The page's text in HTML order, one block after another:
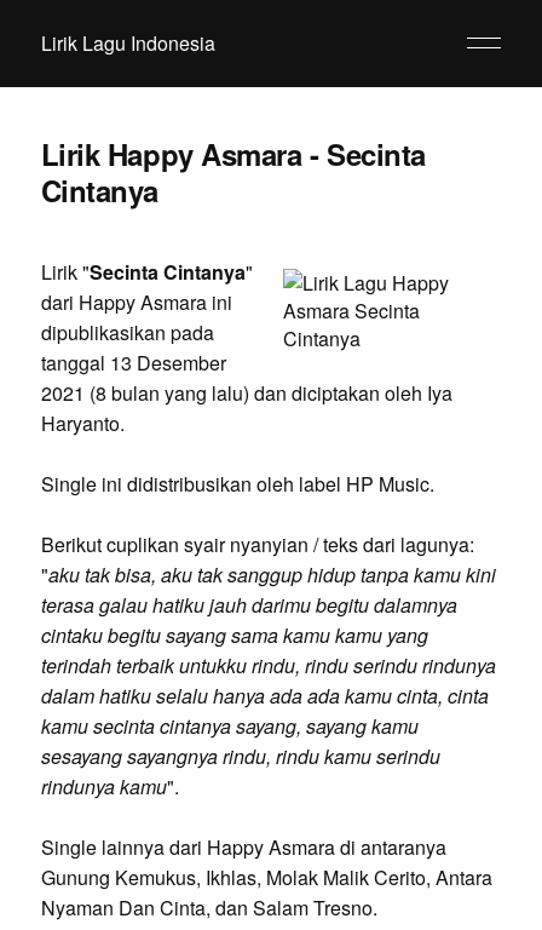
Lirik Lagu Indonesia
Lirik Happy Asmara - Secinta
Cintanya
Lirik "Secinta Cintanya"
dari Happy Asmara ini
dipublikasikan pada
tanggal 13 Desember
2021 (8 bulan yang lalu) dan diciptakan oleh Iya
Haryanto.
Single ini didistribusikan oleh label HP Music.
Berikut cuplikan syair nyanyian / teks dari lagunya:
"aku tak bisa, aku tak sanggup hidup tanpa kamu kini
terasa galau hatiku jauh darimu begitu dalamnya
cintaku begitu sayang sama kamu kamu yang
terindah terbaik untukku rindu, rindu serindu rindunya
dalam hatiku selalu hanya ada ada kamu cinta, cinta
kamu secinta cintanya sayang, sayang kamu
sesayang sayangnya rindu, rindu kamu serindu
rindunya kamu".
Single lainnya dari Happy Asmara di antaranya
Gunung Kemukus, Ikhlas, Molak Malik Cerito, Antara
Nyaman Dan Cinta, dan Salam Tresno.